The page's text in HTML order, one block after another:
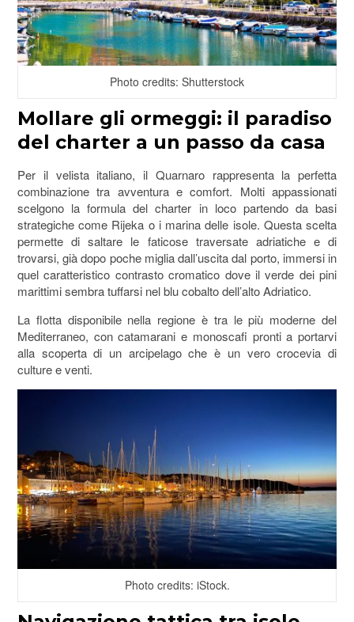
Photo credits: Shutterstock
Mollare gli ormeggi: il paradiso
del charter a un passo da casa
Per il velista italiano, il Quarnaro rappresenta la perfetta
combinazione tra avventura e comfort. Molti appassionati
scelgono la formula del charter in loco partendo da basi
strategiche come Rijeka o i marina delle isole. Questa scelta
permette di saltare le faticose traversate adriatiche e di
trovarsi, già dopo poche miglia dall’uscita dal porto, immersi in
quel caratteristico contrasto cromatico dove il verde dei pini
marittimi sembra tuffarsi nel blu cobalto dell’alto Adriatico.
La flotta disponibile nella regione è tra le più moderne del
Mediterraneo, con catamarani e monoscafi pronti a portarvi
alla scoperta di un arcipelago che è un vero crocevia di
culture e venti.
Photo credits: iStock.